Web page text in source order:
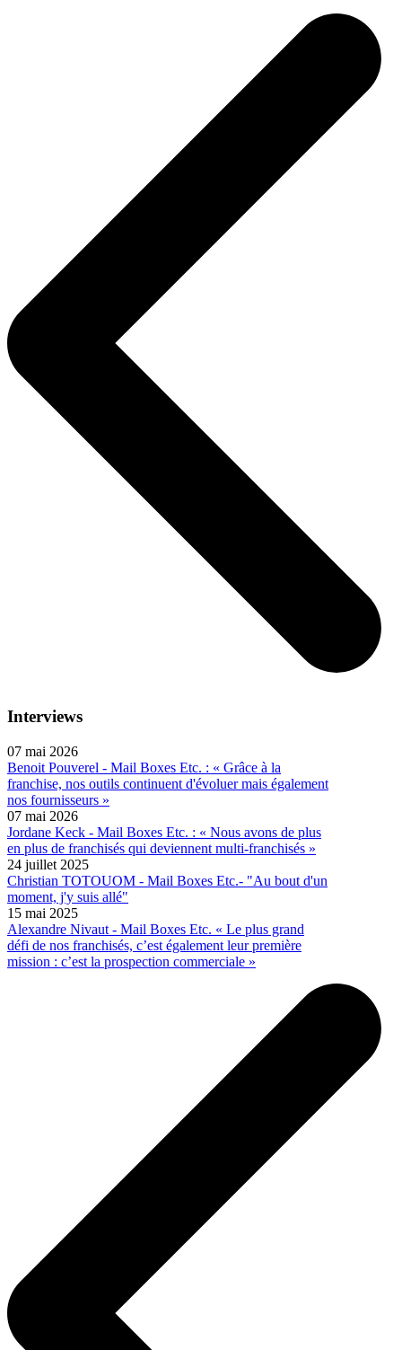
Interviews
07 mai 2026
Benoit Pouverel - Mail Boxes Etc. : « Grâce à la
franchise, nos outils continuent d'évoluer mais également
nos fournisseurs »
07 mai 2026
Jordane Keck - Mail Boxes Etc. : « Nous avons de plus
en plus de franchisés qui deviennent multi-franchisés »
24 juillet 2025
Christian TOTOUOM - Mail Boxes Etc.- "Au bout d'un
moment, j'y suis allé"
15 mai 2025
Alexandre Nivaut - Mail Boxes Etc. « Le plus grand
défi de nos franchisés, c’est également leur première
mission : c’est la prospection commerciale »